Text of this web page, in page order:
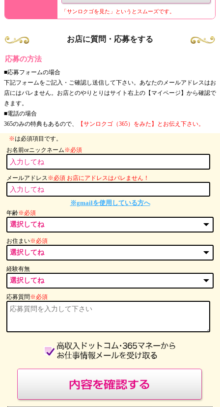
「サンロクゴを見た」というとスムーズです。
お店に質問・応募をする
応募の方法
■応募フォームの場合
下記フォームをご記入・ご確認し送信して下さい。あなたのメールアドレスはお
店にはバレません。お店とのやりとりはサイト右上の【マイページ】から確認で
きます。
■電話の場合
365のみの特典もあるので、
【サンロクゴ（365）をみた】とお伝え下さい。
※は必須項目です。
お名前orニックネーム※必須
メールアドレス※必須 お店にアドレスはバレません！
※gmailを使用している方へ
年齢※必須
お住まい※必須
経験有無
応募質問※必須